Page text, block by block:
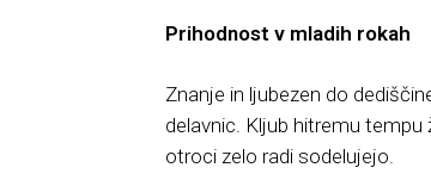
Prihodnost v mladih rokah
Znanje in ljubezen do
delavnic. Kljub hitremu
otroci zelo radi sodelujejo.